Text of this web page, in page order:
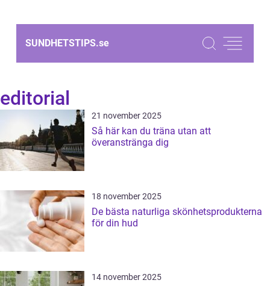
SUNDHETSTIPS.se
editorial
21 november 2025
Så här kan du träna utan att
överanstränga dig
18 november 2025
De bästa naturliga skönhetsprodukterna
för din hud
14 november 2025